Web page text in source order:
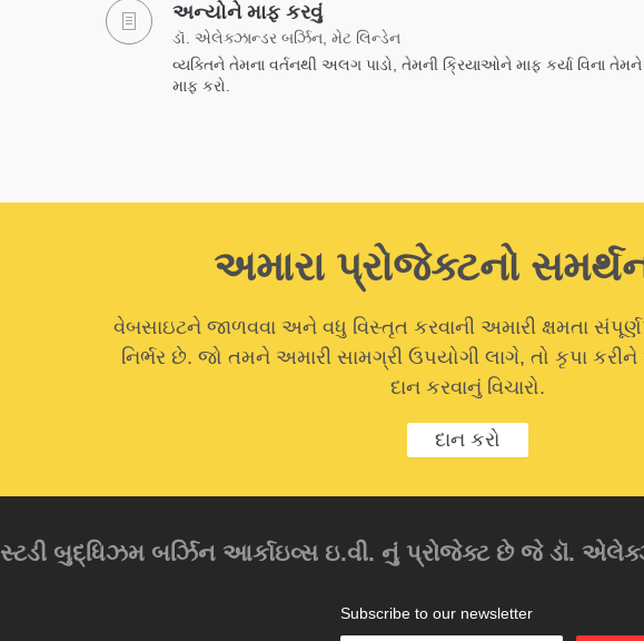
અન્યોને માફ કરવું
ડૉ. એલેક્ઝાન્ડર બર્ઝિન, મેટ લિન્ડેન
વ્યક્તિને તેમના વર્તનથી અલગ પાડો, તેમની ક્રિયાઓને માફ કર્યા વિના તેમને
માફ કરો.
અમારા પ્રોજેક્ટનો
વેબસાઇટને જાળવવા અને વધુ વિસ્તૃત કરવાની અમારી ક્ષમતા
નિર્ભર છે. જો તમને અમારી સામગ્રી ઉપયોગી લાગે, તો કૃપા
દાન કરવાનું વિચારો.
દાન કરો
સ્ટડી બુદ્ધિઝમ બર્ઝિન આર્કાઇવ્સ ઇ.વી. નું પ્રોજેક્ટ છે જે ડૉ.
Subscribe to our newsletter